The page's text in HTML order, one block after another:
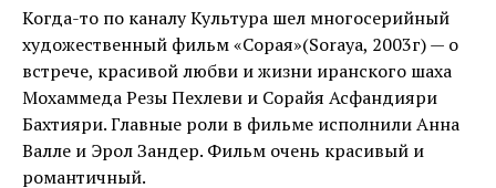
Когда-то по каналу Культура шел многосерийный
художественный фильм «Сорая»(Soraya, 2003г) — о
встрече, красивой любви и жизни иранского шаха
Мохаммеда Резы Пехлеви и Сорайя Асфандияри
Бахтияри. Главные роли в фильме исполнили Анна
Валле и Эрол Зандер. Фильм очень красивый и
романтичный.